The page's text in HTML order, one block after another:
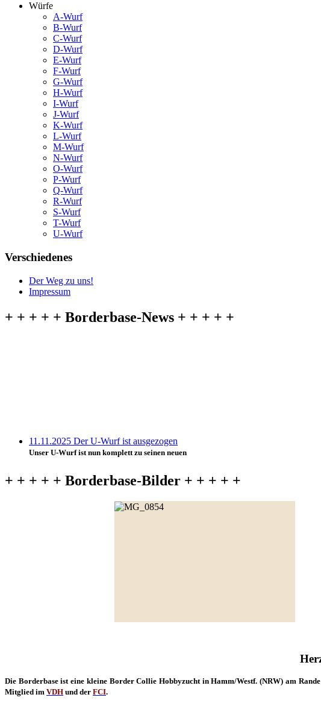
Würfe
A-Wurf
B-Wurf
C-Wurf
D-Wurf
E-Wurf
F-Wurf
G-Wurf
H-Wurf
I-Wurf
J-Wurf
K-Wurf
L-Wurf
M-Wurf
N-Wurf
O-Wurf
P-Wurf
Q-Wurf
R-Wurf
S-Wurf
T-Wurf
U-Wurf
Verschiedenes
Der Weg zu uns!
Impressum
+ + + + + Borderbase-News + + + + +
11.11.2025 Der U-Wurf ist ausgezogen
Unser U-Wurf ist nun komplett zu seinen neuen
Die Rasselbande ist jetzt schon 2 Wochen alt und es ist
05.09.25 Der U-Wurf ist geboren
Unser U-Wurf ist in der Nacht mit
+ + + + + Borderbase-Bilder + + + + +
Die Borderbase ist eine kleine Border Collie Hobbyzucht in Hamm/Westf. (NRW) am
Mitglied im VDH und der FCI.